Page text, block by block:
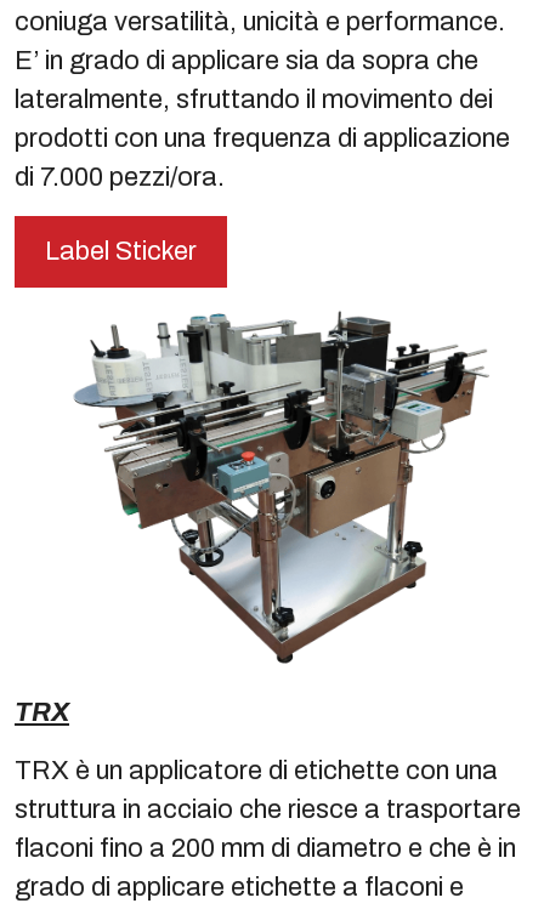
coniuga versatilità, unicità e performance.
E’ in grado di applicare sia da sopra che
lateralmente, sfruttando il movimento dei
prodotti con una frequenza di applicazione
di 7.000 pezzi/ora.
Label Sticker
TRX
TRX è un applicatore di etichette con una
struttura in acciaio che riesce a trasportare
flaconi fino a 200 mm di diametro e che è in
grado di applicare etichette a flaconi e